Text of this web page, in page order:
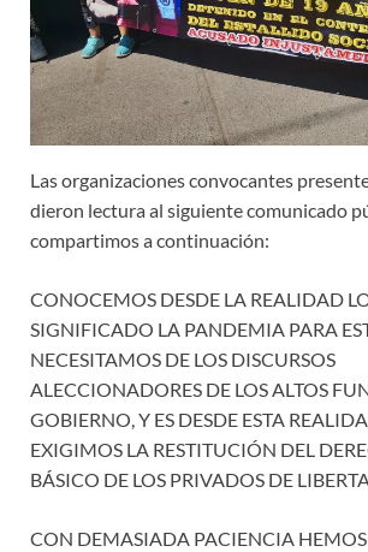
Las organizaciones convocantes
dieron lectura al siguiente comunicado
compartimos a continuación:
CONOCEMOS DESDE LA REALIDAD
SIGNIFICADO LA PANDEMIA PARA
NECESITAMOS DE LOS DISCURSOS
ALECCIONADORES DE LOS ALTOS
GOBIERNO, Y ES DESDE ESTA
EXIGIMOS LA RESTITUCIÓN DEL
BÁSICO DE LOS PRIVADOS DE
CON DEMASIADA PACIENCIA HEMOS